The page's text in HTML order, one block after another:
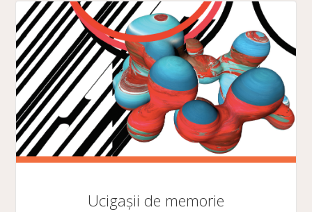
Ucigașii de memorie